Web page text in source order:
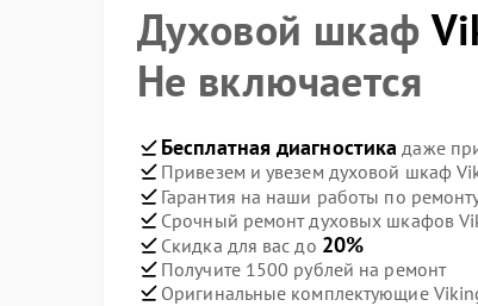
Духовой шкаф
Не включается
Бесплатная диагностика даже
Привезем и увезем духовой шкаф
Гарантия на наши работы по
Срочный ремонт духовых шкафов
Скидка для вас до 20%
Получите 1500 рублей на ремонт
Оригинальные комплектующие